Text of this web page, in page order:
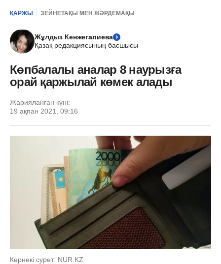
ҚАРЖЫ ЗЕЙНЕТАҚЫ МЕН ЖӘРДЕМАҚЫ
Жұлдыз Кенжегалиева
Қазақ редакциясының басшысы
Көпбалалы аналар 8 наурызға
орай қаржылай көмек алады
Жарияланған күні:
19 ақпан 2021, 09:16
Көрнекі сурет: NUR.KZ